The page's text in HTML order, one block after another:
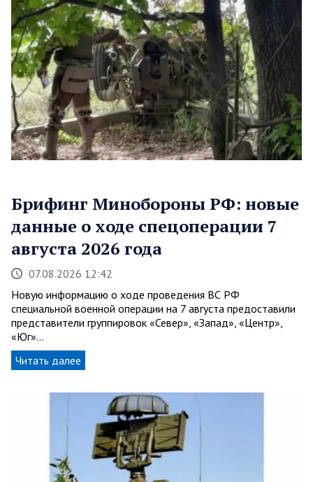
Брифинг Минобороны РФ: новые
данные о ходе спецоперации 7
августа 2026 года
07.08.2026 12:42
Новую информацию о ходе проведения ВС РФ
специальной военной операции на 7 августа предоставили
представители группировок «Север», «Запад», «Центр»,
«Юг»…
Читать далее